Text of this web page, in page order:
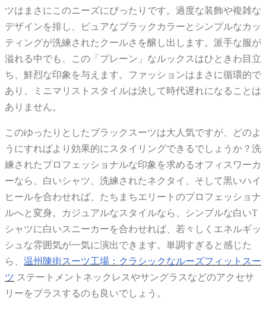
ツはまさにこのニーズにぴったりです。過度な装飾や複雑な
デザインを排し、ピュアなブラックカラーとシンプルなカッ
ティングが洗練されたクールさを醸し出します。派手な服が
溢れる中でも、この「プレーン」なルックスはひときわ目立
ち、鮮烈な印象を与えます。ファッションはまさに循環的で
あり、ミニマリストスタイルは決して時代遅れになることは
ありません。
このゆったりとしたブラックスーツは大人気ですが、どのよ
うにすればより効果的にスタイリングできるでしょうか？洗
練されたプロフェッショナルな印象を求めるオフィスワーカ
ーなら、白いシャツ、洗練されたネクタイ、そして黒いハイ
ヒールを合わせれば、たちまちエリートのプロフェッショナ
ルへと変身。カジュアルなスタイルなら、シンプルな白いT
シャツに白いスニーカーを合わせれば、若々しくエネルギッ
シュな雰囲気が一気に演出できます。単調すぎると感じた
ら、 温州陳街スーツ工場：クラシックなルーズフィットスー
ツ ステートメントネックレスやサングラスなどのアクセサ
リーをプラスするのも良いでしょう。